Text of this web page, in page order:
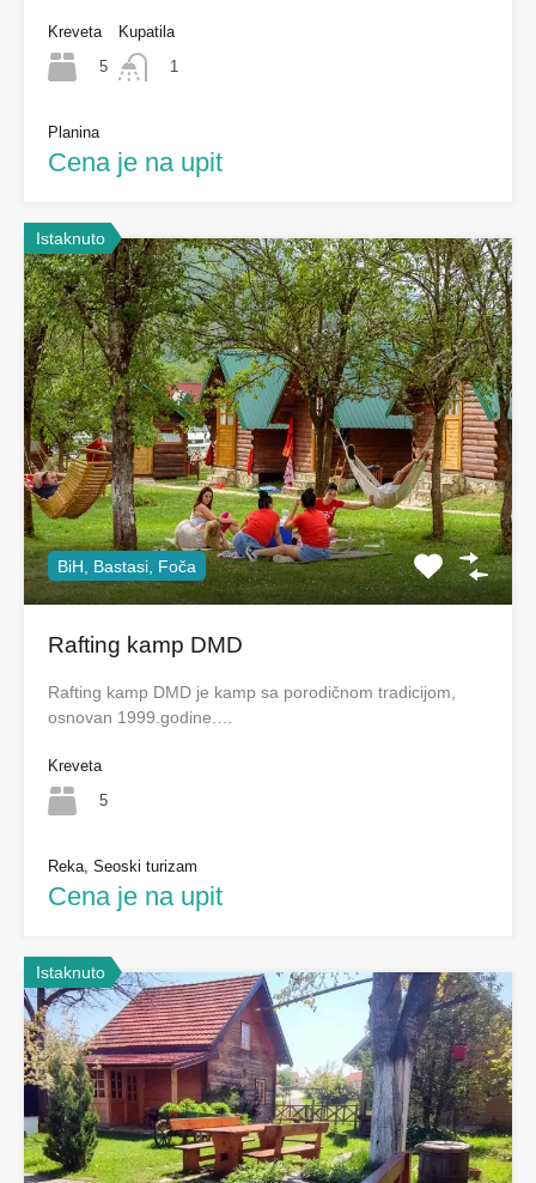
Kreveta
5
Kupatila
1
Planina
Cena je na upit
Istaknuto
BiH, Bastasi, Foča
Rafting kamp DMD
Rafting kamp DMD je kamp sa porodičnom tradicijom,
osnovan 1999.godine.…
Kreveta
5
Reka, Seoski turizam
Cena je na upit
Istaknuto